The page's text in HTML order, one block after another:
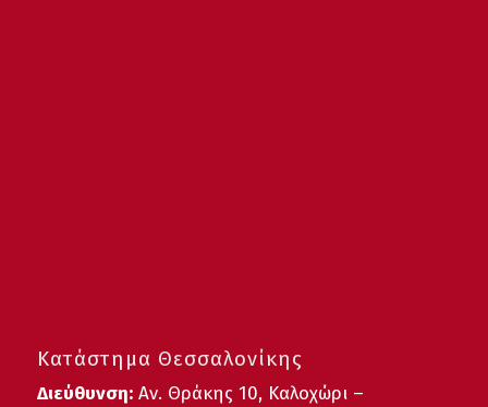
Κατάστημα Θεσσαλονίκης
Διεύθυνση:Αν. Θράκης 10, Καλοχώρι –